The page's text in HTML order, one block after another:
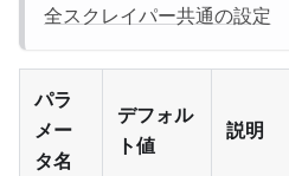
全スクレイパー共通の設定
パラ
メー
タ名
デフォル
ト値
説明